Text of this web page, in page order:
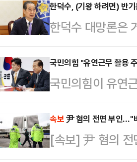
사10-1부(부장판
의처벌등에관한
6년을 선고한 원
했다.A씨는 2023
여성과 성관계하
의를 받고 있다.…
한덕수, (기왕 하려면) 반
한덕수 대망론은
출마 움직임이 있
양지에서만 살고,
돌팔매를 맞기 시
않는다.실제로 화
회의론 안줏거리
그 뒤를 잇는다.
국민의힘 "유연근무 활용
국민의힘이 유연
부터 목요일까지
시간만 근무하는
감소하지 않는다
속보尹 혐의 전면 부인…"
[속보] 尹 혐의